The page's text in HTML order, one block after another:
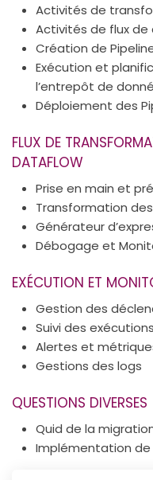
Activités de
Activités de flux de
Création de
Exécution et
l’entrepôt de
Déploiement des
FLUX DE
DATAFLOW
Prise en main et
Transformation
Générateur
Débogage et
EXÉCUTION ET
Gestion des
Suivi des exécutions
Alertes et
Gestions des logs
QUESTIONS DIVERSES
Quid de la
Implémentation de